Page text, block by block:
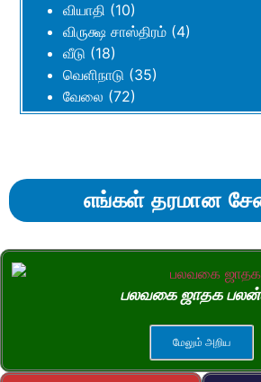
வியாதி (10)
விருக்ஷ சாஸ்திரம் (4)
வீடு (18)
வெளிநாடு (35)
வேலை (72)
எங்கள் தரமான
பலவகை ஜாதக
மேலும் அறிய